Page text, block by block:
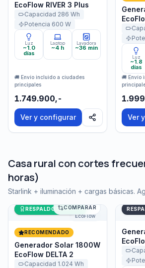
EcoFlow RIVER 3 Plus
Capacidad 286 Wh
Potencia 600 W
Luz
~1.0
días
Laptop
~4 h
Lavadora
~36 min
🚚 Envío incluido a ciudades
principales
1.749.900,-
Ver y configurar
Luz
~1.8
días
🚚 Envío
Ver
Casa rural con cortes
horas)
Starlink + iluminación + cargas básicas.
Generador Solar 1800W EcoFlow
EcoFlow
Últimas unidades
RESPALDO DE CASA
COMPARAR
RECOMENDADO
Generador Solar 1800W
EcoFlow DELTA 2
Capacidad 1.024 Wh